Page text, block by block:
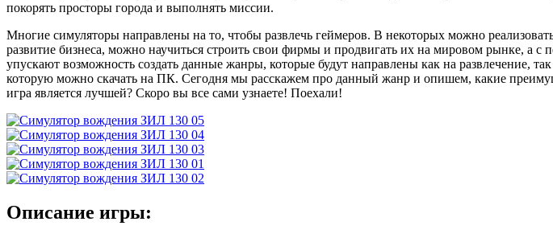
покорять просторы города и выполнять миссии.
Многие симуляторы направлены на то, чтобы развлечь геймеров. В некоторых можно
развитие бизнеса, можно научиться строить свои фирмы и продвигать их на мировом рынке, а
упускают возможность создать данные жанры, которые будут направлены как на развлечение,
которую можно скачать на ПК. Сегодня мы расскажем про данный жанр и опишем, какие
игра является лучшей? Скоро вы все сами узнаете! Поехали!
Описание игры: